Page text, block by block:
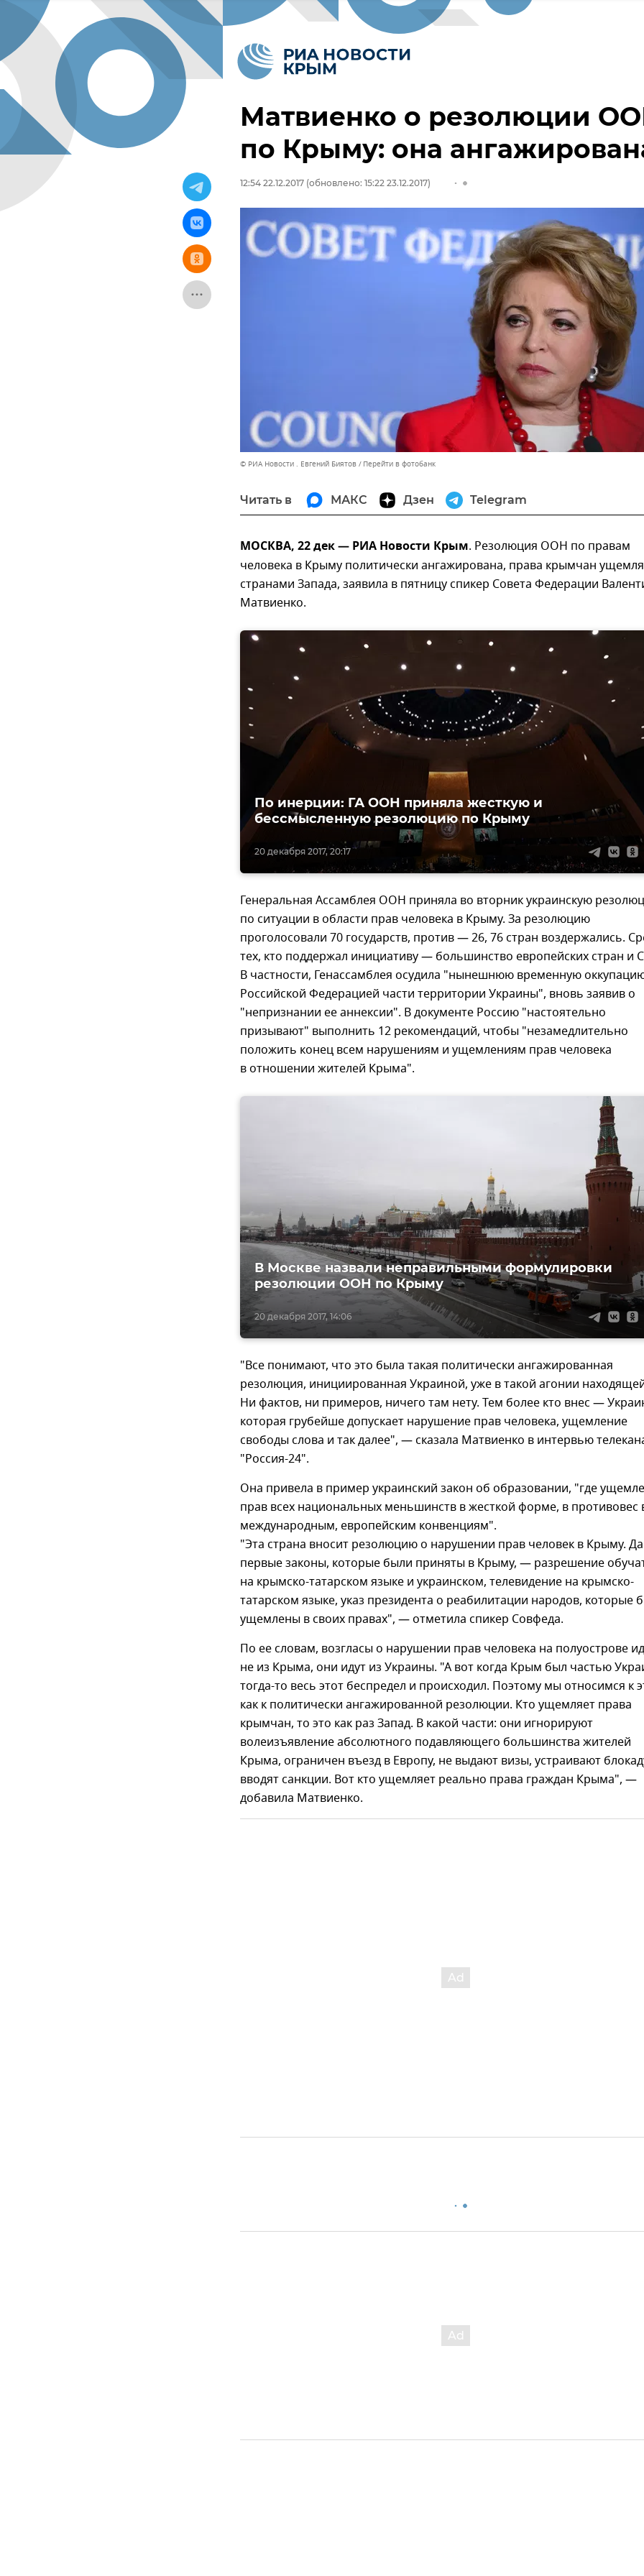
Матвиенко о резолюции
по Крыму: она
12:54 22.12.2017 (обновлено: 15:22 23.12.2017)
© РИА Новости . Евгений Биятов Перейти в фотобанк
Читать в МАКС Дзен Telegram
МОСКВА, 22 дек — РИА Новости Крым. Резолюция ООН по правам
человека в Крыму политически ангажирована, права крымчан
странами Запада, заявила в пятницу спикер Совета Федерации
Матвиенко.
20 декабря 2017, 20:17
По инерции: ГА ООН приняла жесткую и
бессмысленную резолюцию по Крыму
Генеральная Ассамблея ООН приняла во вторник украинскую
по ситуации в области прав человека в Крыму. За резолюцию
проголосовали 70 государств, против — 26, 76 стран воздержались.
тех, кто поддержал инициативу — большинство европейских стран и
В частности, Генассамблея осудила "нынешнюю временную
Российской Федерацией части территории Украины", вновь заявив о
"непризнании ее аннексии". В документе Россию "настоятельно
призывают" выполнить 12 рекомендаций, чтобы "незамедлительно
положить конец всем нарушениям и ущемлениям прав человека
в отношении жителей Крыма".
20 декабря 2017, 14:06
В Москве назвали неправильными формулировки
резолюции ООН по Крыму
"Все понимают, что это была такая политически ангажированная
резолюция, инициированная Украиной, уже в такой агонии
Ни фактов, ни примеров, ничего там нету. Тем более кто внес —
которая грубейше допускает нарушение прав человека, ущемление
свободы слова и так далее", — сказала Матвиенко в интервью
"Россия-24".
Она привела в пример украинский закон об образовании, "где
прав всех национальных меньшинств в жесткой форме, в противовес
международным, европейским конвенциям".
"Эта страна вносит резолюцию о нарушении прав человек в Крыму. Да
первые законы, которые были приняты в Крыму, — разрешение
на крымско-татарском языке и украинском, телевидение на крымско-
татарском языке, указ президента о реабилитации народов, которые
ущемлены в своих правах", — отметила спикер Совфеда.
По ее словам, возгласы о нарушении прав человека на полуострове
не из Крыма, они идут из Украины. "А вот когда Крым был частью
тогда-то весь этот беспредел и происходил. Поэтому мы относимся к
как к политически ангажированной резолюции. Кто ущемляет права
крымчан, то это как раз Запад. В какой части: они игнорируют
волеизъявление абсолютного подавляющего большинства жителей
Крыма, ограничен въезд в Европу, не выдают визы, устраивают
вводят санкции. Вот кто ущемляет реально права граждан Крыма", —
добавила Матвиенко.